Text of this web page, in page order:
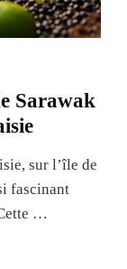
Sarawak
sur l’île de
fascinant
…